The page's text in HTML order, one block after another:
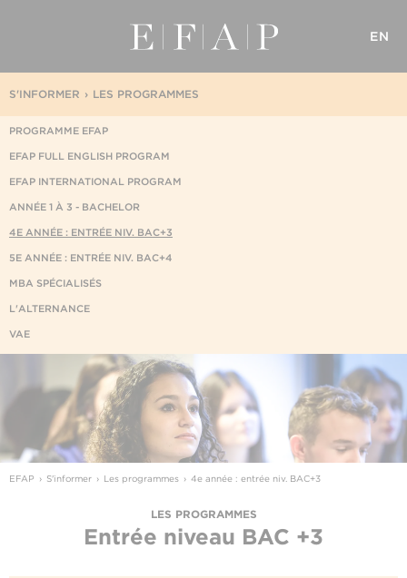
EN
LES PROGRAMMES
S'INFORMER
PROGRAMME EFAP
EFAP FULL ENGLISH PROGRAM
EFAP INTERNATIONAL PROGRAM
ANNÉE 1 À 3 - BACHELOR
4E ANNÉE : ENTRÉE NIV. BAC+3
5E ANNÉE : ENTRÉE NIV. BAC+4
MBA SPÉCIALISÉS
L'ALTERNANCE
VAE
EFAP S'informer Les programmes 4e année : entrée niv. BAC+3
LES PROGRAMMES
Entrée niveau BAC +3